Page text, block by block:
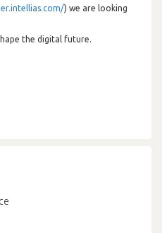
) we are looking
the digital future.